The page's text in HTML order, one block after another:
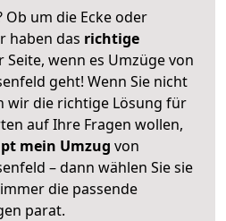
Ob um die Ecke oder
haben das richtige
Seite, wenn es Umzüge von
geht! Wenn Sie nicht
wir die richtige Lösung für
auf Ihre Fragen wollen,
mein Umzug von
– dann wählen Sie sie
die passende
parat.